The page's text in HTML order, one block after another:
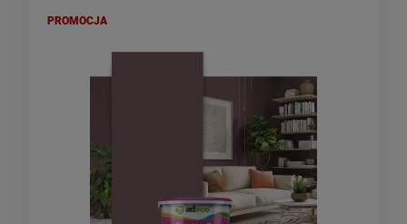
PROMOCJA